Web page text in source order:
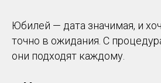
Юбилей — дата значимая, и
точно в ожидания. С
они подходят каждому.